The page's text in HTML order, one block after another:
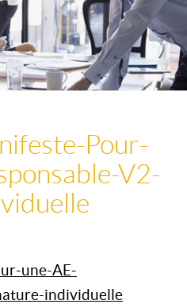
Pour-
V2-
une-AE-
individuelle